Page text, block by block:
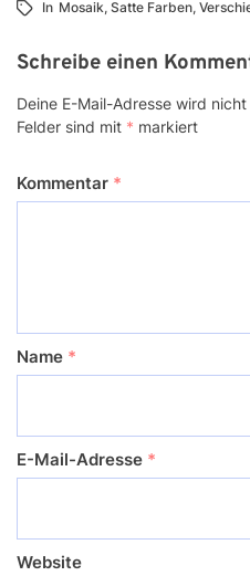
In Mosaik, Satte Farben,
Schreibe einen
Deine E-Mail-Adresse wird
Felder sind mit * markiert
Kommentar *
Name *
E-Mail-Adresse *
Website